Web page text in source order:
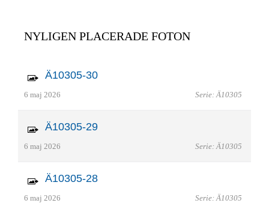
NYLIGEN PLACERADE FOTON
Ä10305-30
6 maj 2026 Serie: Ä10305
Ä10305-29
6 maj 2026 Serie: Ä10305
Ä10305-28
6 maj 2026 Serie: Ä10305